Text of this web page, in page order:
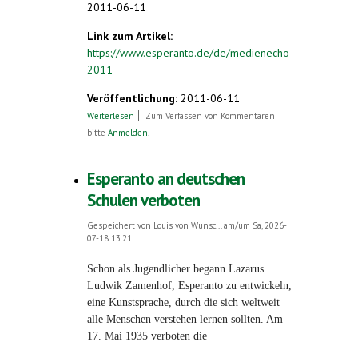
2011-06-11
Link zum Artikel:
https://www.esperanto.de/de/medienecho-
2011
Veröffentlichung: 2011-06-11
Weiterlesen über Medienecho 2009 - 2011
Zum Verfassen von Kommentaren
bitte Anmelden.
Esperanto an deutschen
Schulen verboten
Gespeichert von Louis von Wunsc...am/um Sa, 2026-
07-18 13:21
Schon als Jugendlicher begann Lazarus
Ludwik Zamenhof, Esperanto zu entwickeln,
eine Kunstsprache, durch die sich weltweit
alle Menschen verstehen lernen sollten. Am
17. Mai 1935 verboten die